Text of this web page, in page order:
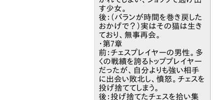
す少女。
後：（バランが時間を巻き戻した
おかげで？）実はその猫は生き
ており、無事再会。
・第7章
前：チェスプレイヤーの男性。多
くの戦績を誇るトッププレイヤー
だったが、自分よりも強い相手
に出会い敗北し、憤怒。チェスを
投げ捨ててしまう。
後：投げ捨てたチェスを拾い集